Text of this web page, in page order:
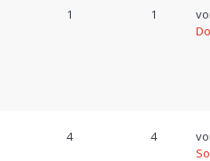
1 1
4 4